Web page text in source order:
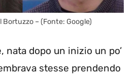
Bortuzzo – (Fonte: Google)
nata dopo un inizio un po’
stesse prendendo